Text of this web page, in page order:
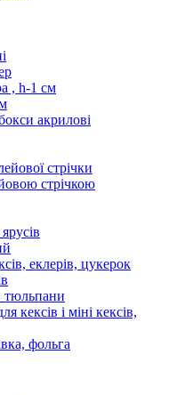
, h-1 см
акрилові
стрічки
стрічкою
еклерів, цукерок
тюльпани
кексів і міні кексів,
фольга